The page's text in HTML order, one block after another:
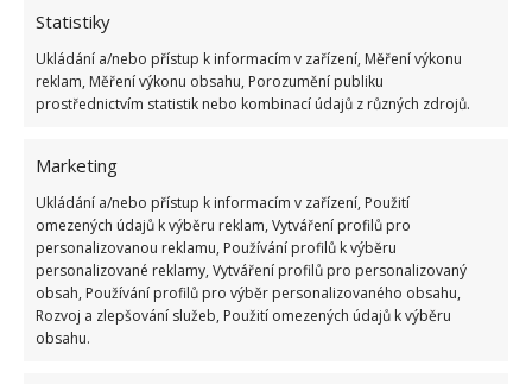
Statistiky
Ukládání a/nebo přístup k informacím v zařízení, Měření výkonu
reklam, Měření výkonu obsahu, Porozumění publiku
prostřednictvím statistik nebo kombinací údajů z různých zdrojů.
Marketing
Ukládání a/nebo přístup k informacím v zařízení, Použití
omezených údajů k výběru reklam, Vytváření profilů pro
personalizovanou reklamu, Používání profilů k výběru
personalizované reklamy, Vytváření profilů pro personalizovaný
obsah, Používání profilů pro výběr personalizovaného obsahu,
Rozvoj a zlepšování služeb, Použití omezených údajů k výběru
obsahu.
automaticky myje. Tak to ale není. Voda zde
způsobuje ráj pro bakterie a plísně. Hlavně
v záhybech. Koupelnový závěs je třeba pravidelně
silným roztokem kyseliny citronové.
Nedbáme na čistotu ventilátorů
Ty jsou určené k tomu, aby dokázaly odsát špinavý
vzduch, vlhkost a také prach. A tato kombinace se
může hromadit v oblasti lamel. Zde se vše usazuje a